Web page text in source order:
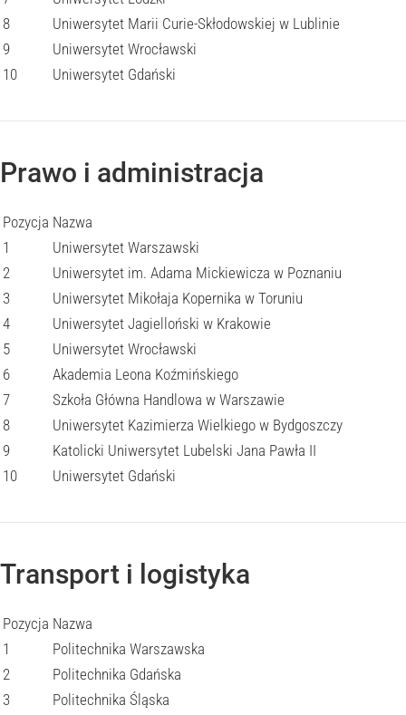
8
Uniwersytet Marii Curie-Skłodowskiej w Lublinie
9
Uniwersytet Wrocławski
10
Uniwersytet Gdański
Prawo i administracja
Pozycja Nazwa
1
Uniwersytet Warszawski
2
Uniwersytet im. Adama Mickiewicza w Poznaniu
3
Uniwersytet Mikołaja Kopernika w Toruniu
4
Uniwersytet Jagielloński w Krakowie
5
Uniwersytet Wrocławski
6
Akademia Leona Koźmińskiego
7
Szkoła Główna Handlowa w Warszawie
8
Uniwersytet Kazimierza Wielkiego w Bydgoszczy
9
Katolicki Uniwersytet Lubelski Jana Pawła II
10
Uniwersytet Gdański
Transport i logistyka
Pozycja Nazwa
1
Politechnika Warszawska
2
Politechnika Gdańska
3
Politechnika Śląska